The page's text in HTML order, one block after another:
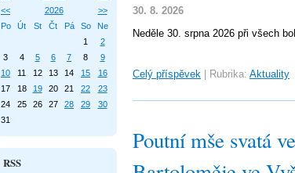
30. 8. 2026
Neděle 30. srpna 2026 při všech
Celý příspěvek Rubrika: Aktuality
Poutní mše svatá
<<
2026
>>
Po
Út St Čt Pá So
Ne
1
2
3
4 5 6 7 8
9
10
11 12 13 14 15
16
17
18 19 20 21 22
23
24
25 26 27 28 29
30
31
RSS